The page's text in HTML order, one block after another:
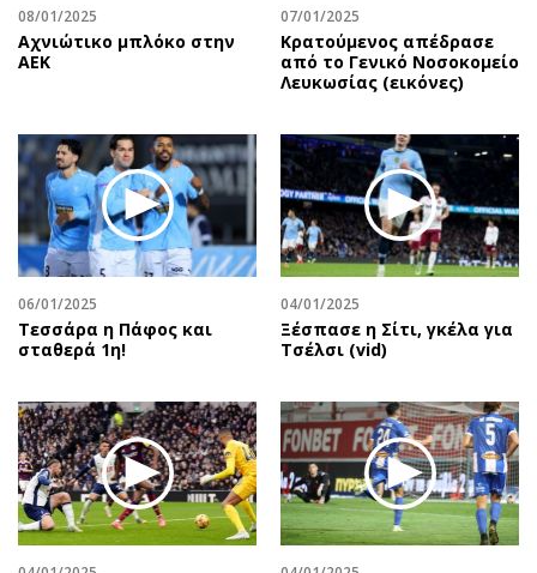
08/01/2025
Αχνιώτικο μπλόκο στην
ΑΕΚ
07/01/2025
Κρατούμενος απέδρασε
από το Γενικό Νοσοκομείο
Λευκωσίας (εικόνες)
06/01/2025
Τεσσάρα η Πάφος και
σταθερά 1η!
04/01/2025
Ξέσπασε η Σίτι, γκέλα για
Τσέλσι (vid)